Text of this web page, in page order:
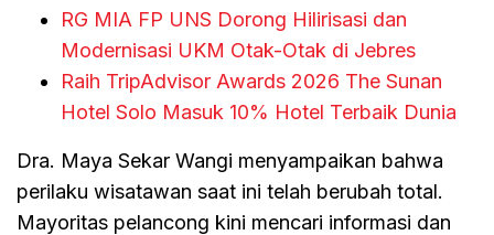
RG MIA FP UNS Dorong Hilirisasi dan
Modernisasi UKM Otak-Otak di Jebres
Raih TripAdvisor Awards 2026 The Sunan
Hotel Solo Masuk 10% Hotel Terbaik Dunia
Dra. Maya Sekar Wangi menyampaikan bahwa
perilaku wisatawan saat ini telah berubah total.
Mayoritas pelancong kini mencari informasi dan